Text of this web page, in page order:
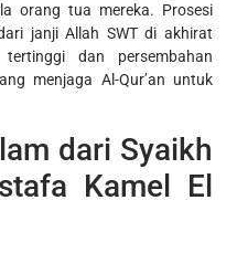
orang tua mereka. Prosesi
janji Allah SWT di akhirat
dan persembahan
menjaga Al-Qur’an untuk
dari Syaikh
Kamel El